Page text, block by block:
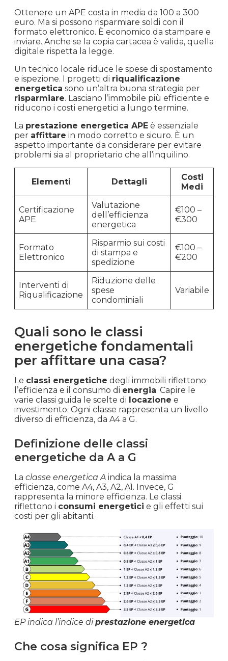
Ottenere un APE costa in media da 100 a 300
euro. Ma si possono risparmiare soldi con il
formato elettronico. È economico da stampare e
inviare. Anche se la copia cartacea è valida, quella
digitale rispetta la legge.
Un tecnico locale riduce le spese di spostamento
e ispezione. I progetti di riqualificazione
energetica sono un’altra buona strategia per
risparmiare. Lasciano l’immobile più efficiente e
riducono i costi energetici a lungo termine.
La prestazione energetica APE è essenziale
per affittare in modo corretto e sicuro. È un
aspetto importante da considerare per evitare
problemi sia al proprietario che all’inquilino.
Elementi Dettagli
Costi
Medi
Certificazione
APE
Valutazione
dell’efficienza
energetica
€100 –
€300
Formato
Elettronico
Risparmio sui costi
di stampa e
spedizione
€100 –
€200
Interventi di
Riqualificazione
Riduzione delle
spese
condominiali
Variabile
Quali sono le classi
energetiche fondamentali
per affittare una casa?
Le classi energetiche degli immobili riflettono
l’efficienza e il consumo di energia. Capire le
varie classi guida le scelte di locazione e
investimento. Ogni classe rappresenta un livello
diverso di efficienza, da A4 a G.
Definizione delle classi
energetiche da A a G
La classe energetica A indica la massima
efficienza, come A4, A3, A2, A1. Invece, G
rappresenta la minore efficienza. Le classi
riflettono i consumi energetici e gli effetti sui
costi per gli abitanti.
EP indica l’indice diprestazione energetica
Che cosa significa EP ?